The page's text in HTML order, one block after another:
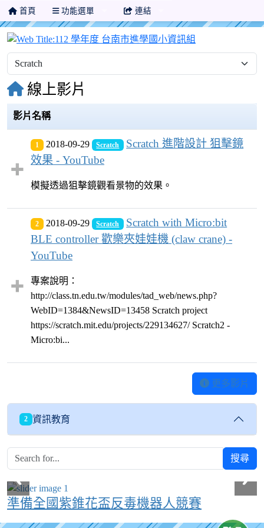
首頁 功能選單 連結
線上影片
影片名稱
1 2018-09-29 Scratch
Scratch 進階設計 狙擊鏡
效果 - YouTube
模擬透過狙擊鏡觀看景物的效果。
2 2018-09-29 Scratch
Scratch with Micro:bit
BLE controller 歡樂夾娃娃機 (claw crane) -
YouTube
專案說明：
http://class.tn.edu.tw/modules/tad_web/news.php?
WebID=1384&NewsID=13458 Scratch project
https://scratch.mit.edu/projects/229134627/ Scratch2 -
Micro:bi...
更多影片
2 資訊教育
搜尋
準備全國紫錐花盃反毒機器人競賽